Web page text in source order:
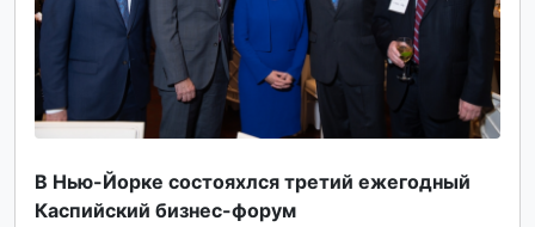
В Нью-Йорке состояxлся третий ежегодный
Каспийский бизнес-форум